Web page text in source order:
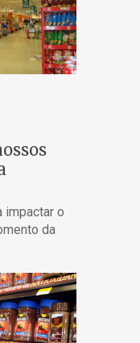
impactar o
da